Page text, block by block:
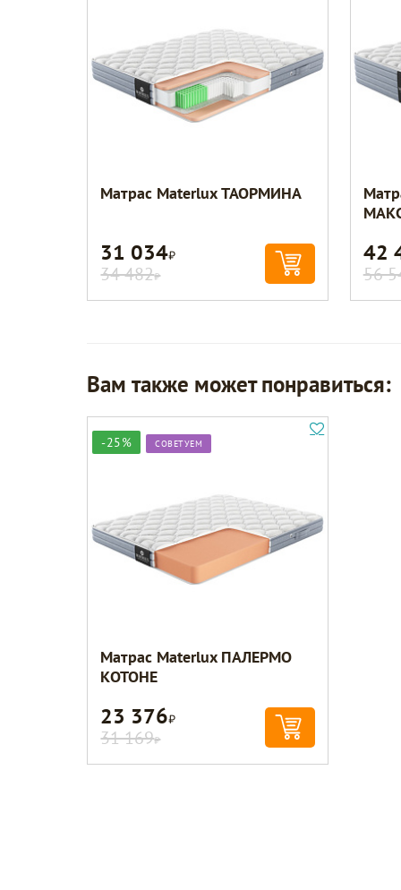
Матрас Materlux ТАОРМИНА
31 034Р
34 482Р
42
56
Вам также может понравиться:
-25% СОВЕТУЕМ
Матрас Materlux ПАЛЕРМО
КОТОНЕ
23 376Р
31 169Р